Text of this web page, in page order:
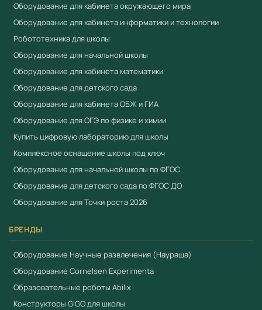
Оборудование для кабинета окружающего мира
Оборудование для кабинета информатики и технологии
Робототехника для школы
Оборудование для начальной школы
Оборудование для кабинета математики
Оборудование для детского сада
Оборудование для кабинета ОБЖ и ГИА
Оборудование для ОГЭ по физике и химии
Купить цифровую лабораторию для школы
Комплексное оснащение школы под ключ
Оборудование для начальной школы по ФГОС
Оборудование для детского сада по ФГОС ДО
Оборудование для Точки роста 2026
БРЕНДЫ
Оборудование Научные развлечения (Наураша)
Оборудование Cornelsen Experimenta
Образовательные роботы Abilix
Конструкторы GIGO для школы